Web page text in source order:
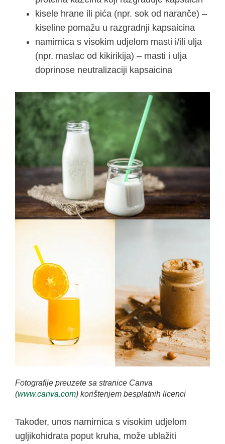
kisele hrane ili pića (npr. sok od naranče) –
kiseline pomažu u razgradnji kapsaicina
namirnica s visokim udjelom masti i/ili ulja
(npr. maslac od kikirikija) – masti i ulja
doprinose neutralizaciji kapsaicina
Fotografije preuzete sa stranice Canva
(www.canva.com) korištenjem besplatnih licenci
Također, unos namirnica s visokim udjelom
ugljikohidrata poput kruha, može ublažiti